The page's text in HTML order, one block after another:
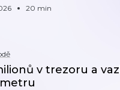
20 min
v trezoru a